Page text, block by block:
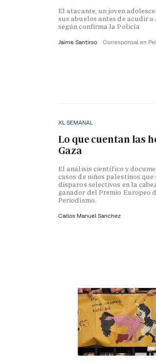
El atacante, un joven
sus abuelos antes de acudir a
según confirma la Policía
Jaime Santirso Corresponsal en
XL SEMANAL
Lo que cuentan las
Gaza
El análisis científico y
casos de niños palestinos
disparos selectivos en la
ganador del Premio Europeo
Periodismo.
Carlos Manuel Sanchez